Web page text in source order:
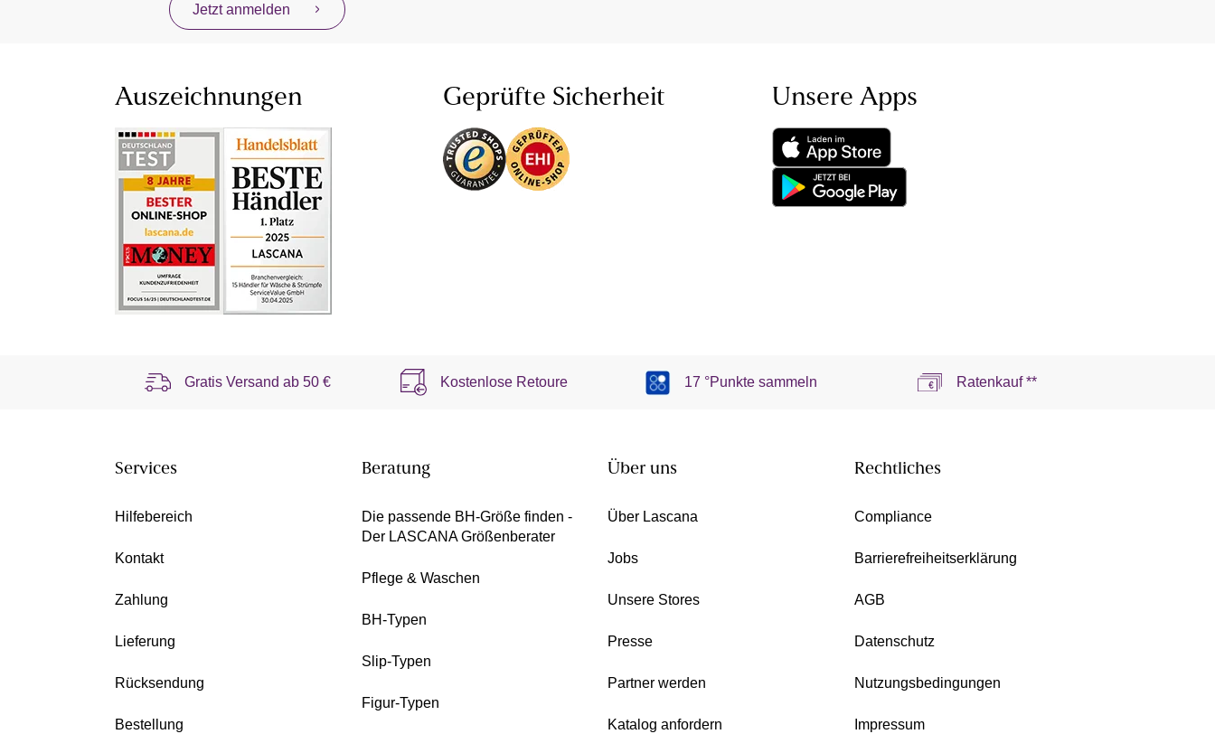
Jetzt anmelden
Auszeichnungen Geprüfte Sicherheit Unsere Apps
Gratis Versand ab50 € Kostenlose Retoure 17 °Punkte sammeln Ratenkauf **
Services
Hilfebereich
Kontakt
Zahlung
Lieferung
Rücksendung
Bestellung
Beratung
Die passende BH-Größe finden -
Der LASCANA Größenberater
Pflege & Waschen
BH-Typen
Slip-Typen
Figur-Typen
Über uns
Über Lascana
Jobs
Unsere Stores
Presse
Partner werden
Katalog anfordern
Rechtliches
Compliance
Barrierefreiheitserklärung
AGB
Datenschutz
Nutzungsbedingungen
Impressum